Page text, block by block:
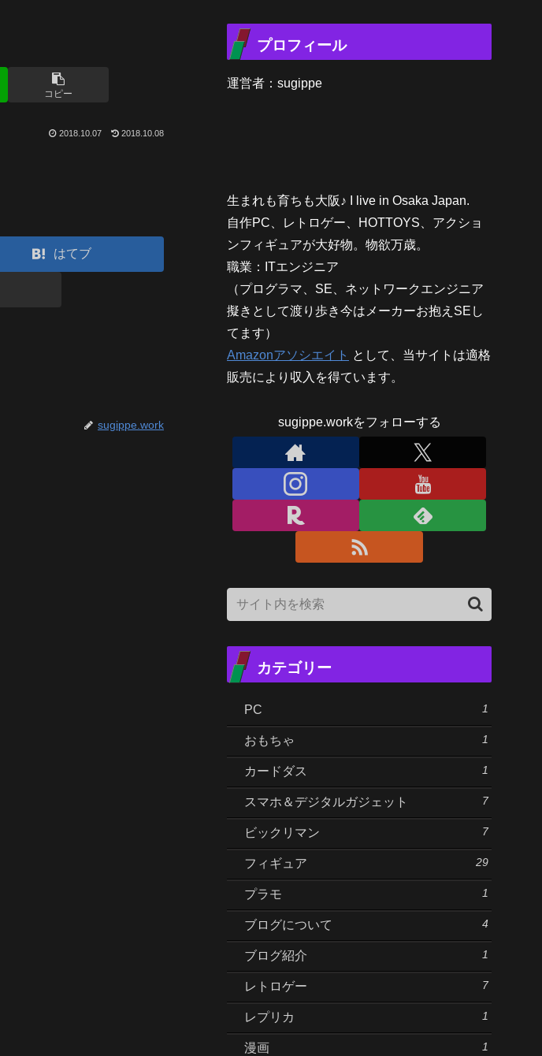
コピー
2018.10.07 2018.10.08
はてブ
sugippe.work
プロフィール
運営者：sugippe
生まれも育ちも大阪♪ I live in Osaka Japan.
自作PC、レトロゲー、HOTTOYS、アクショ
ンフィギュアが大好物。物欲万歳。
職業：ITエンジニア
（プログラマ、SE、ネットワークエンジニア
擬きとして渡り歩き今はメーカーお抱えSEし
てます）
Amazonアソシエイト として、当サイトは適格
販売により収入を得ています。
sugippe.workをフォローする
カテゴリー
PC 1
おもちゃ 1
カードダス 1
スマホ＆デジタルガジェット 7
ビックリマン 7
フィギュア 29
プラモ 1
ブログについて 4
ブログ紹介 1
レトロゲー 7
レプリカ 1
漫画 1